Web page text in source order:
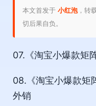
本文首发于 小红泡，转
切后果自负。
07.《淘宝小爆款矩
08.《淘宝小爆款矩
外销